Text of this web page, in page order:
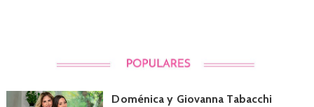
Doménica y Giovanna Tabacchi